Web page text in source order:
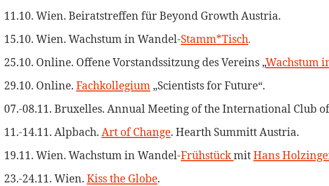
11.10. Wien. Beiratstreffen für Beyond Growth Austria.
15.10. Wien. Wachstum in Wandel-Stamm*Tisch.
25.10. Online. Offene Vorstandssitzung des Vereins „Wachstum
29.10. Online. Fachkollegium „Scientists for Future“.
07.-08.11. Bruxelles. Annual Meeting of the International Club
11.-14.11. Alpbach. Art of Change. Hearth Summitt Austria.
19.11. Wien. Wachstum in Wandel-FrühstückmitHans
23.-24.11. Wien. Kiss the Globe.